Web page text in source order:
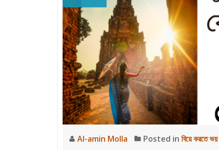
Al-amin Molla Posted in বিয়ে করতে ভয়